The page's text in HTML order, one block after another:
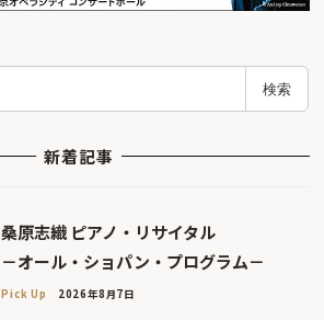
検索
新着記事
桑原志織 ピアノ・リサイタル
－オール・ショパン・プログラム－
Pick Up 2026年8月7日